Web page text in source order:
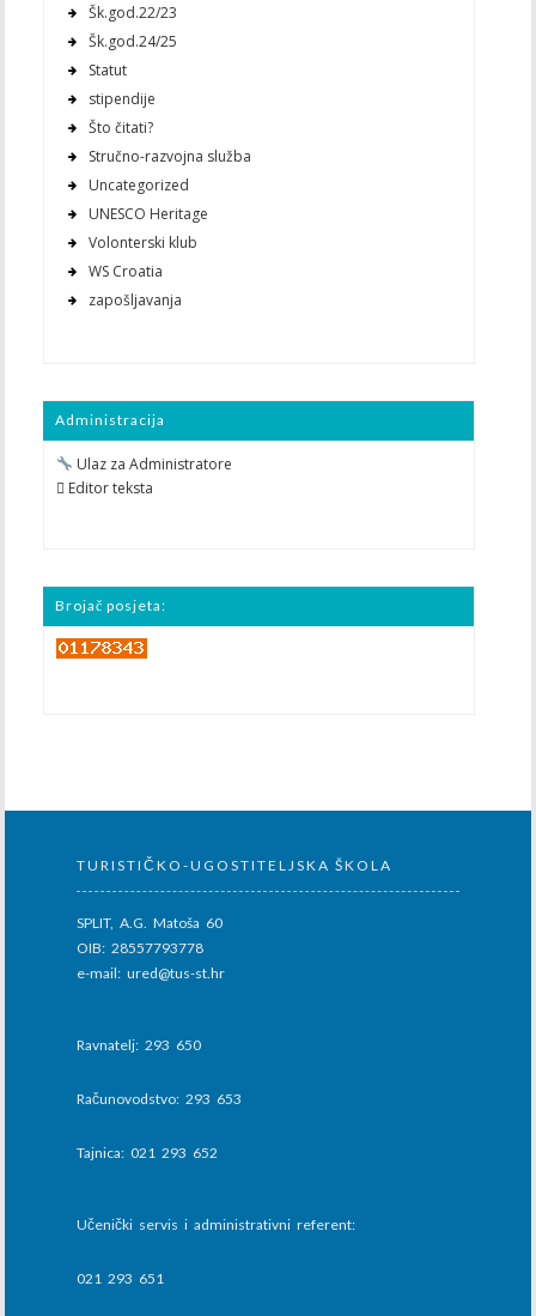
Šk.god.22/23
Šk.god.24/25
Statut
stipendije
Što čitati?
Stručno-razvojna služba
Uncategorized
UNESCO Heritage
Volonterski klub
WS Croatia
zapošljavanja
Administracija
Ulaz za Administratore
 Editor teksta
Brojač posjeta:
TURISTIČKO-UGOSTITELJSKA ŠKOLA
SPLIT, A.G. Matoša 60
OIB: 28557793778
e-mail: ured@tus-st.hr
Ravnatelj: 293 650
Računovodstvo: 293 653
Tajnica: 021 293 652
Učenički servis i administrativni referent:
021 293 651